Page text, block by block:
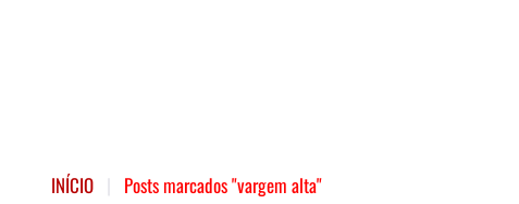
INÍCIO Posts marcados "vargem alta"